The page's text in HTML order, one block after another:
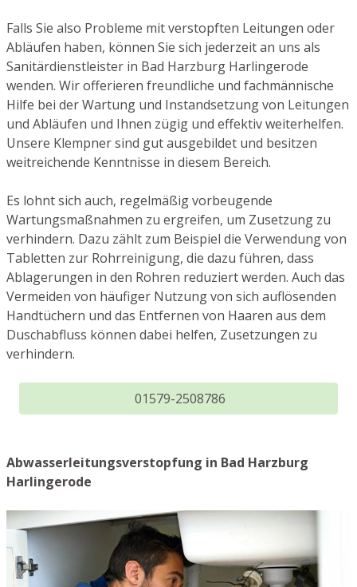
Falls Sie also Probleme mit verstopften Leitungen oder
Abläufen haben, können Sie sich jederzeit an uns als
Sanitärdienstleister in Bad Harzburg Harlingerode
wenden. Wir offerieren freundliche und fachmännische
Hilfe bei der Wartung und Instandsetzung von Leitungen
und Abläufen und Ihnen zügig und effektiv weiterhelfen.
Unsere Klempner sind gut ausgebildet und besitzen
weitreichende Kenntnisse in diesem Bereich.
Es lohnt sich auch, regelmäßig vorbeugende
Wartungsmaßnahmen zu ergreifen, um Zusetzung zu
verhindern. Dazu zählt zum Beispiel die Verwendung von
Tabletten zur Rohrreinigung, die dazu führen, dass
Ablagerungen in den Rohren reduziert werden. Auch das
Vermeiden von häufiger Nutzung von sich auflösenden
Handtüchern und das Entfernen von Haaren aus dem
Duschabfluss können dabei helfen, Zusetzungen zu
verhindern.
01579-2508786
Abwasserleitungsverstopfung in Bad Harzburg
Harlingerode